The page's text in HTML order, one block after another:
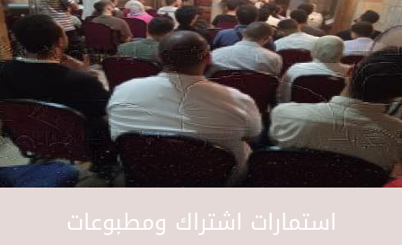
استمارات اشتراك ومطبوعات